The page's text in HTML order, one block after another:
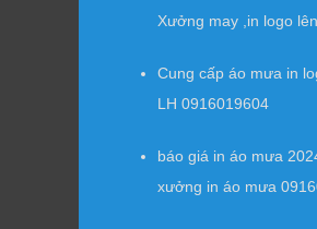
Xưởng may ,in logo
Cung cấp áo mưa in
LH 0916019604
báo giá in áo mưa
xưởng in áo mưa